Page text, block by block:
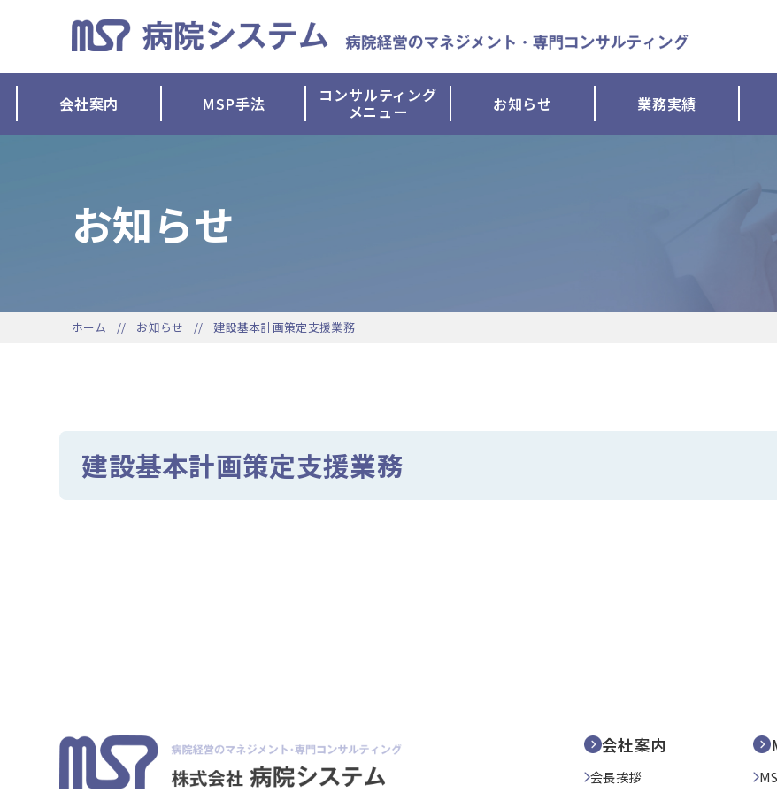
会社案内 MSP手法 コンサルティング
メニュー お知らせ 業務実績
お知らせ
ホーム お知らせ 建設基本計画策定支援業務
建設基本計画策定支援業務
会社案内
会長挨拶